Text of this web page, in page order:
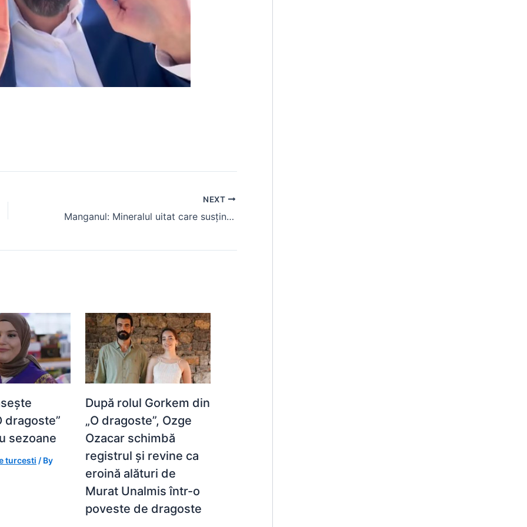
NEXT
Manganul: Mineralul uitat care susține articulațiile și metabolismul
dragoste”
sezoane
turcesti / By
După rolul Gorkem din
„O dragoste”, Ozge
Ozacar schimbă
registrul și revine ca
eroină alături de
Murat Unalmis într-o
poveste de dragoste